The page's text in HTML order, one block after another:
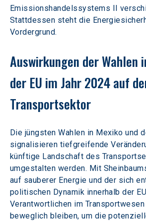
Emissionshandelssystems II
Stattdessen steht die
Vordergrund.
Auswirkungen der Wahlen
der EU im Jahr 2024 auf
Transportsektor
Die jüngsten Wahlen in Mexiko und
signalisieren tiefgreifende
künftige Landschaft des
umgestalten werden. Mit
auf sauberer Energie und der sich
politischen Dynamik innerhalb der
Verantwortlichen im
beweglich bleiben, um die